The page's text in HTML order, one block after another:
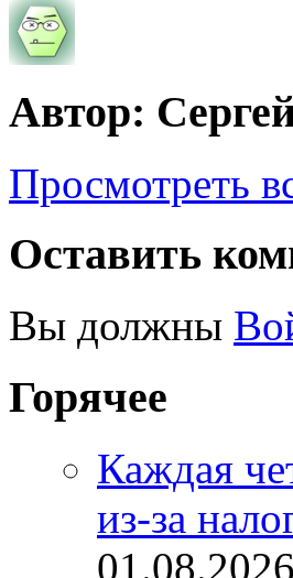
Автор:
Просмотреть
Оставить
Вы должны
Горячее
Каждая
из-за